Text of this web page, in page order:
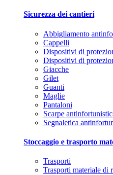
Sicurezza dei cantieri
Abbigliamento
Cappelli
Dispositivi di
Dispositivi di
Giacche
Gilet
Guanti
Maglie
Pantaloni
Scarpe
Segnaletica
Stoccaggio e trasporto
Trasporti
Trasporti materiale di